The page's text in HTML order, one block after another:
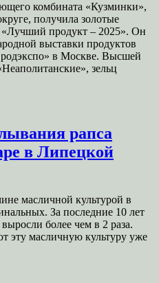
комбината «Кузминки»,
получила золотые
продукт – 2025». Он
выставки продуктов
в Москве. Высшей
зельц
рапса
в Липецкой
масличной культурой в
За последние 10 лет
более чем в 2 раза.
эту масличную культуру уже